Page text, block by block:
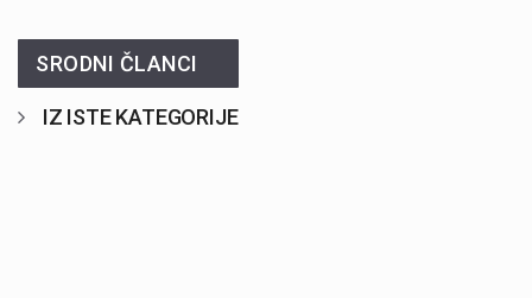
SRODNI ČLANCI
IZ ISTE KATEGORIJE